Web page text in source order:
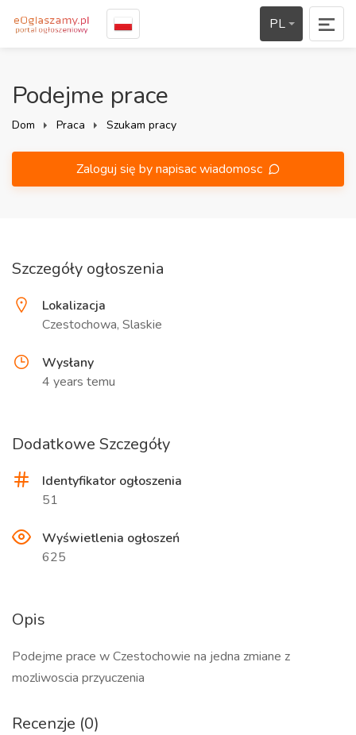
PL
Podejme prace
Dom Praca Szukam pracy
Zaloguj się by napisac wiadomosc
Szczegóły ogłoszenia
Lokalizacja
Czestochowa, Slaskie
Wysłany
4 years temu
Dodatkowe Szczegóły
Identyfikator ogłoszenia
51
Wyświetlenia ogłoszeń
625
Opis
Podejme prace w Czestochowie na jedna zmiane z
mozliwoscia przyuczenia
Recenzje (0)